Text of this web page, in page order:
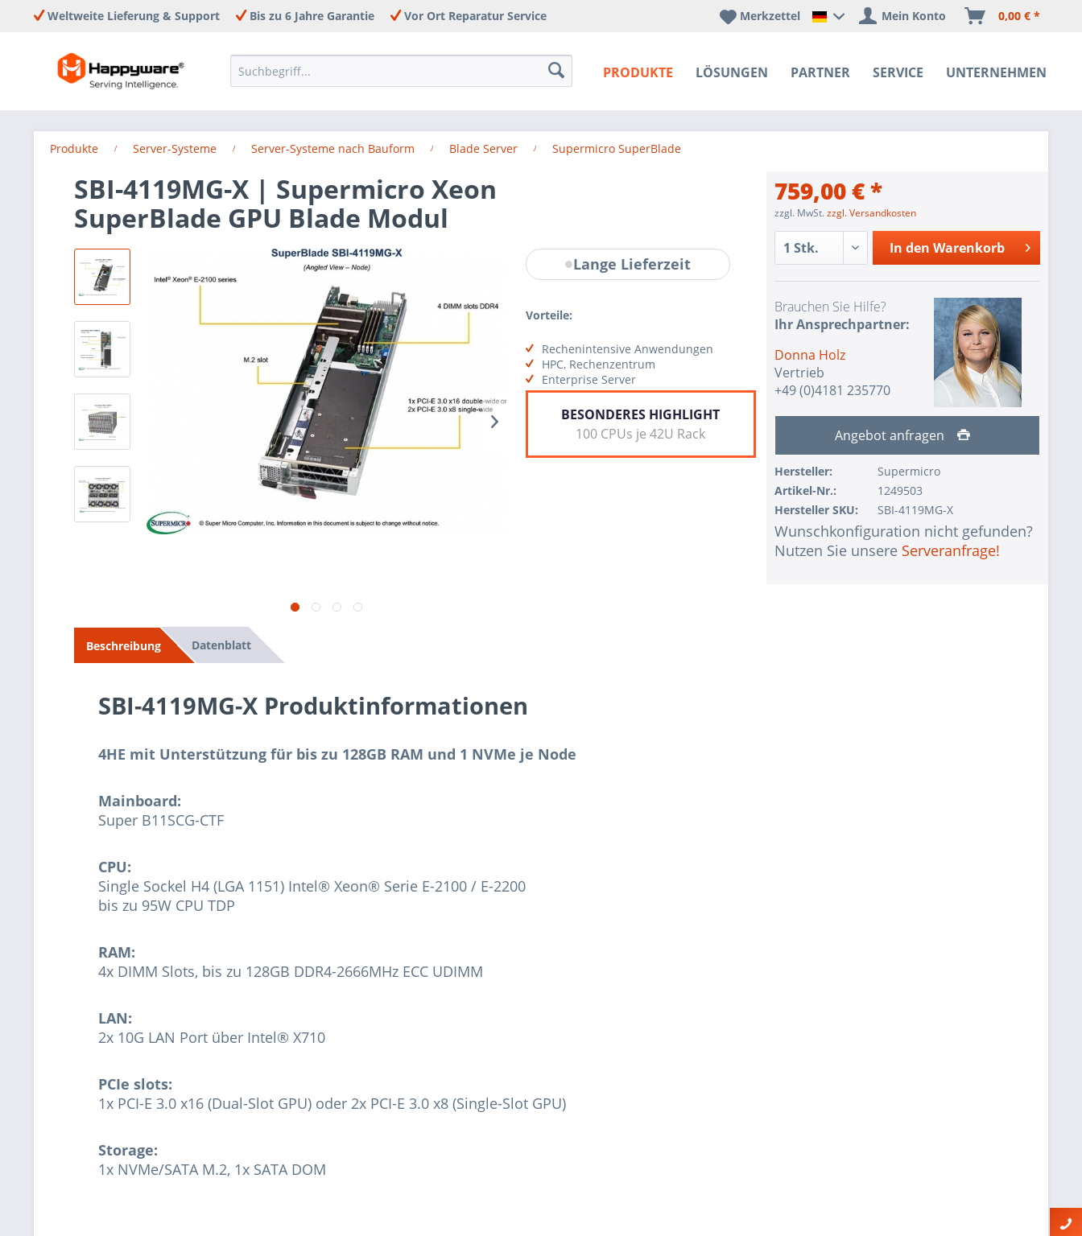
Weltweite Lieferung & Support Bis zu 6 Jahre Garantie Vor Ort Reparatur Service
PRODUKTE LÖSUNGEN PARTNER SERVICE UNTERNEHMEN
Happyware Deutschland
Merkzettel Mein Konto 0,00 € *
Produkte Server-Systeme Server-Systeme nach Bauform Blade Server Supermicro SuperBlade
SBI-4119MG-X | Supermicro Xeon
SuperBlade GPU Blade Modul
Lange Lieferzeit
Vorteile:
Rechenintensive Anwendungen
HPC, Rechenzentrum
Enterprise Server
BESONDERES HIGHLIGHT
100 CPUs je 42U Rack
759,00 € *
zzgl. MwSt.zzgl. Versandkosten
In den Warenkorb
Brauchen Sie Hilfe?
Ihr Ansprechpartner:
Donna Holz
Vertrieb
+49 (0)4181 235770
Angebot anfragen
Hersteller:
Supermicro
Artikel-Nr.:
1249503
Hersteller SKU:
SBI-4119MG-X
Wunschkonfiguration nicht gefunden?
Nutzen Sie unsere Serveranfrage!
Beschreibung Datenblatt
SBI-4119MG-X Produktinformationen
4HE mit Unterstützung für bis zu 128GB RAM und 1 NVMe je Node
Mainboard:
Super B11SCG-CTF
CPU:
Single Sockel H4 (LGA 1151) Intel® Xeon® Serie E-2100 / E-2200
bis zu 95W CPU TDP
RAM:
4x DIMM Slots, bis zu 128GB DDR4-2666MHz ECC UDIMM
LAN:
2x 10G LAN Port über Intel® X710
PCIe slots:
1x PCI-E 3.0 x16 (Dual-Slot GPU) oder 2x PCI-E 3.0 x8 (Single-Slot GPU)
Storage:
1x NVMe/SATA M.2, 1x SATA DOM